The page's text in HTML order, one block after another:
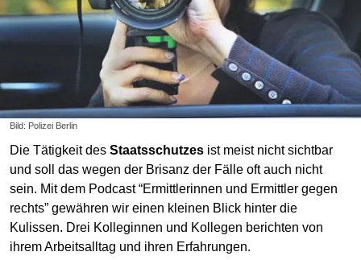
Bild: Polizei Berlin
Die Tätigkeit des Staatsschutzes ist meist nicht sichtbar
und soll das wegen der Brisanz der Fälle oft auch nicht
sein. Mit dem Podcast “Ermittlerinnen und Ermittler gegen
rechts” gewähren wir einen kleinen Blick hinter die
Kulissen. Drei Kolleginnen und Kollegen berichten von
ihrem Arbeitsalltag und ihren Erfahrungen.